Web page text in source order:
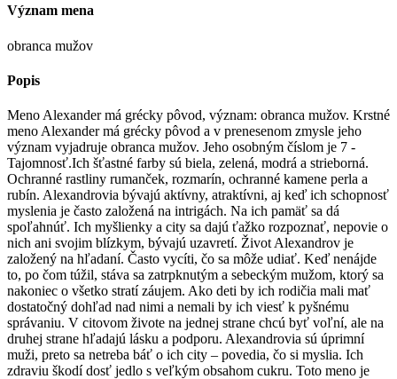
Význam mena
obranca mužov
Popis
Meno Alexander má grécky pôvod, význam: obranca mužov. Krstné
meno Alexander má grécky pôvod a v prenesenom zmysle jeho
význam vyjadruje obranca mužov. Jeho osobným číslom je 7 -
Tajomnosť.Ich šťastné farby sú biela, zelená, modrá a strieborná.
Ochranné rastliny rumanček, rozmarín, ochranné kamene perla a
rubín. Alexandrovia bývajú aktívny, atraktívni, aj keď ich schopnosť
myslenia je často založená na intrigách. Na ich pamäť sa dá
spoľahnúť. Ich myšlienky a city sa dajú ťažko rozpoznať, nepovie o
nich ani svojim blízkym, bývajú uzavretí. Život Alexandrov je
založený na hľadaní. Často vycíti, čo sa môže udiať. Keď nenájde
to, po čom túžil, stáva sa zatrpknutým a sebeckým mužom, ktorý sa
nakoniec o všetko stratí záujem. Ako deti by ich rodičia mali mať
dostatočný dohľad nad nimi a nemali by ich viesť k pyšnému
správaniu. V citovom živote na jednej strane chcú byť voľní, ale na
druhej strane hľadajú lásku a podporu. Alexandrovia sú úprimní
muži, preto sa netreba báť o ich city – povedia, čo si myslia. Ich
zdraviu škodí dosť jedlo s veľkým obsahom cukru. Toto meno je